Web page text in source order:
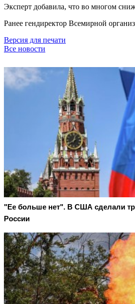
Эксперт добавила, что во многом
Ранее гендиректор Всемирной
Версия для печати
Все новости
"Ее больше нет". В США сделали
России